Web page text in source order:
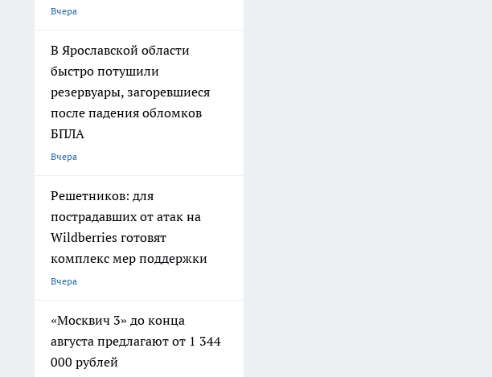
Вчера
В Ярославской области
быстро потушили
резервуары, загоревшиеся
после падения обломков
БПЛА
Вчера
Решетников: для
пострадавших от атак на
Wildberries готовят
комплекс мер поддержки
Вчера
«Москвич 3» до конца
августа предлагают от 1 344
000 рублей